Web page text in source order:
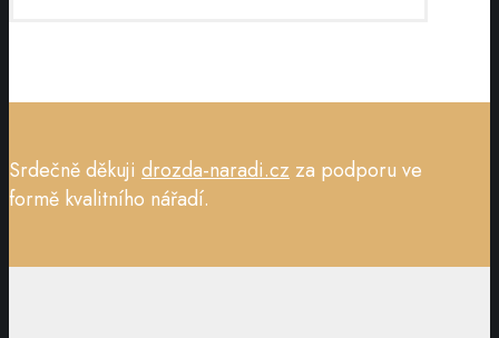
Srdečně děkuji drozda-naradi.cz za podporu ve
formě kvalitního nářadí.